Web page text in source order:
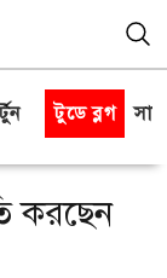
টুডে ব্লগ
করছেন